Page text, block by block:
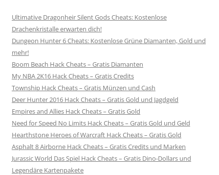
Ultimative Dragonheir Silent Gods Cheats: Kostenlose
Drachenkristalle erwarten dich!
Dungeon Hunter 6 Cheats: Kostenlose Grüne Diamanten, Gold und
mehr!
Boom Beach Hack Cheats – Gratis Diamanten
My NBA 2K16 Hack Cheats – Gratis Credits
Township Hack Cheats – Gratis Münzen und Cash
Deer Hunter 2016 Hack Cheats – Gratis Gold und Jagdgeld
Empires and Allies Hack Cheats – Gratis Gold
Need for Speed No Limits Hack Cheats – Gratis Gold und Geld
Hearthstone Heroes of Warcraft Hack Cheats – Gratis Gold
Asphalt 8 Airborne Hack Cheats – Gratis Credits und Marken
Jurassic World Das Spiel Hack Cheats – Gratis Dino-Dollars und
Legendäre Kartenpakete